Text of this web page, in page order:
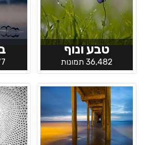
טבע ונוף
36,482 תמונות